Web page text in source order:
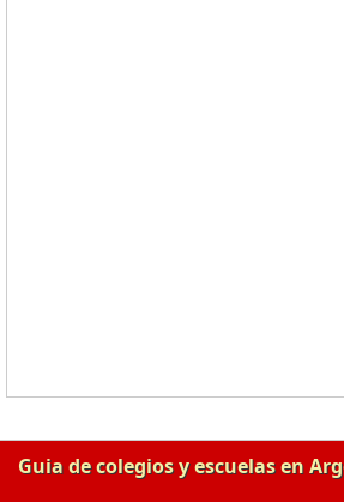
Guia de colegios y escuelas en